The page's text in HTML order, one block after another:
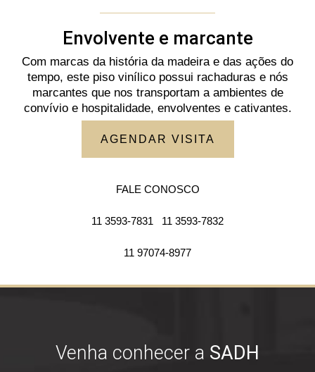
Envolvente e marcante
Com marcas da história da madeira e das ações do
tempo, este piso vinílico possui rachaduras e nós
marcantes que nos transportam a ambientes de
convívio e hospitalidade, envolventes e cativantes.
AGENDAR VISITA
FALE CONOSCO
11 3593-7831 11 3593-7832
11 97074-8977
Venha conhecer a SADH